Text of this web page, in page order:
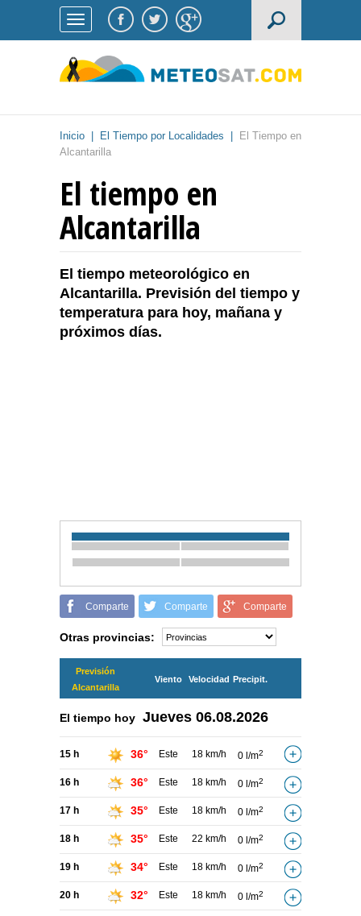
Inicio El Tiempo por Localidades
El Tiempo en
Alcantarilla
El tiempo en
Alcantarilla
El tiempo meteorológico en
Alcantarilla. Previsión del tiempo y
temperatura para hoy, mañana y
próximos días.
Comparte Comparte Comparte
Otras provincias:
Previsión
Alcantarilla
Viento Velocidad Precipit.
El tiempo hoy Jueves 06.08.2026
15 h 36° Este 18 km/h 0 l/m2
16 h 36° Este 18 km/h 0 l/m2
17 h 35° Este 18 km/h 0 l/m2
18 h 35° Este 22 km/h 0 l/m2
19 h 34° Este 18 km/h 0 l/m2
20 h 32° Este 18 km/h 0 l/m2